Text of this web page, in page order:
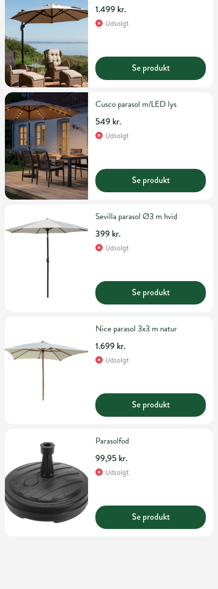
1.499 kr.
Udsolgt
Se produkt
Cusco parasol m/LED lys
549 kr.
Udsolgt
Se produkt
Sevilla parasol Ø3 m hvid
399 kr.
Udsolgt
Se produkt
Nice parasol 3x3 m natur
1.699 kr.
Udsolgt
Se produkt
Parasolfod
99,95 kr.
Udsolgt
Se produkt